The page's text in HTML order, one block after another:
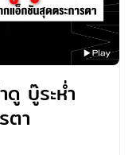
บู๊ระห่ำ
ตา